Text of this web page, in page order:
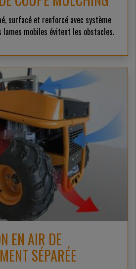
surfacé et renforcé avec système
lames mobiles évitent les obstacles.
EN AIR DE
SÉPARÉE